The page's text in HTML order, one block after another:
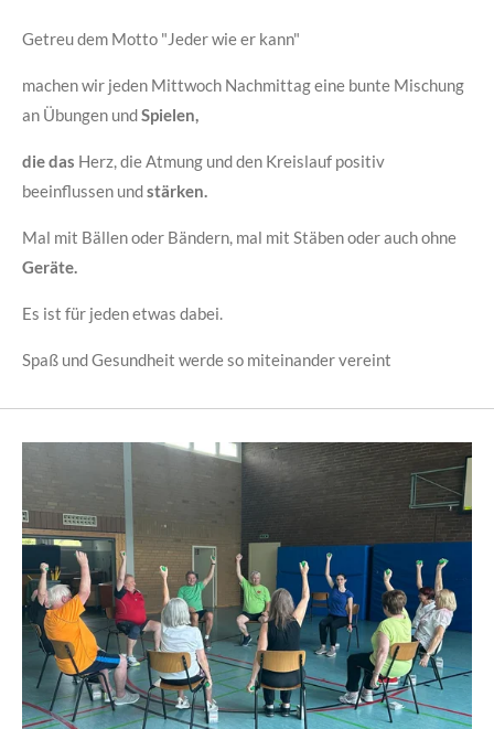
Getreu dem Motto "Jeder wie er kann"
machen wir jeden Mittwoch Nachmittag eine bunte Mischung
an Übungen undSpielen,
die das Herz, die Atmung und den Kreislauf positiv
beeinflussen undstärken.
Mal mit Bällen oder Bändern, mal mit Stäben oder auch ohne
Geräte.
Es ist für jeden etwas dabei.
Spaß und Gesundheit werde so miteinander vereint